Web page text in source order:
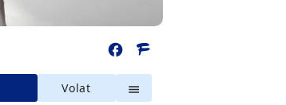
Volat